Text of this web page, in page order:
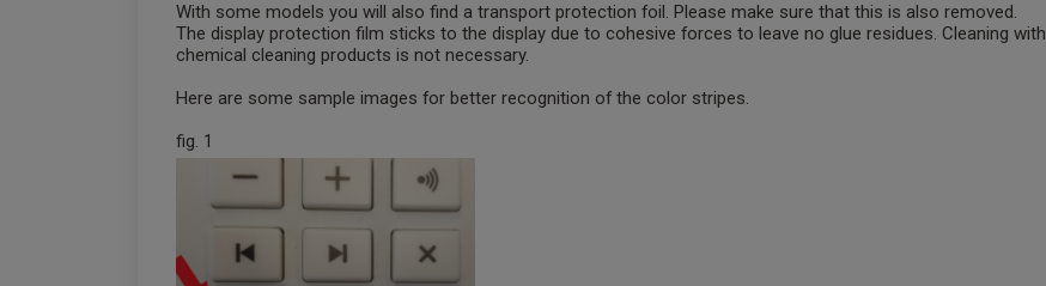
With some models you will also find a transport protection foil. Please make sure that this is also removed.
The display protection film sticks to the display due to cohesive forces to leave no glue residues. Cleaning with
chemical cleaning products is not necessary.
Here are some sample images for better recognition of the color stripes.
fig. 1